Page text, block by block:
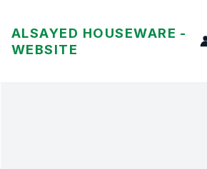
ALSAYED HOUSEWARE -
WEBSITE